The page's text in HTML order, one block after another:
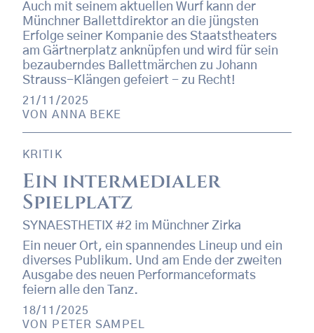
Auch mit seinem aktuellen Wurf kann der
Münchner Ballettdirektor an die jüngsten
Erfolge seiner Kompanie des Staatstheaters
am Gärtnerplatz anknüpfen und wird für sein
bezauberndes Ballettmärchen zu Johann
Strauss-Klängen gefeiert - zu Recht!
21/11/2025
VONANNA BEKE
KRITIK
Ein intermedialer
Spielplatz
SYNAESTHETIX #2 im Münchner Zirka
Ein neuer Ort, ein spannendes Lineup und ein
diverses Publikum. Und am Ende der zweiten
Ausgabe des neuen Performanceformats
feiern alle den Tanz.
18/11/2025
VON
PETER SAMPEL